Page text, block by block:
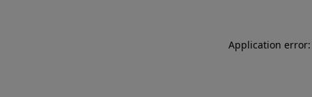
Application